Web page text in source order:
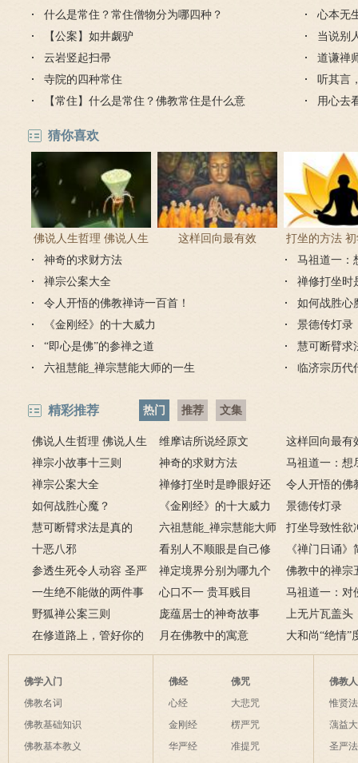
什么是常住？常住僧物分为哪四种？
【公案】如井觑驴
云岩竖起扫帚
寺院的四种常住
【常住】什么是常住？佛教常住是什么意
心本无
当说别
道谦禅
听其言
用心去
猜你喜欢
佛说人生哲理 佛说人生
感悟的句子
这样回向最有效
打坐的方法
正确方
神奇的求财方法
马祖道一：
禅宗公案大全
禅修打坐时
令人开悟的佛教禅诗一百首！
如何战胜心
《金刚经》的十大威力
景德传灯录
“即心是佛”的参禅之道
慧可断臂求
六祖慧能_禅宗慧能大师的一生
临济宗历代
精彩推荐 热门 推荐 文集
佛说人生哲理 佛说人生
感悟的句子
维摩诘所说经原文
这样回向最有
禅宗小故事十三则
神奇的求财方法
马祖道一：想
弟子开悟
禅宗公案大全
禅修打坐时是睁眼好还
是闭眼好？
令人开悟的佛
百首！
如何战胜心魔？ 《金刚经》的十大威力
景德传灯录
慧可断臂求法是真的
吗？二祖断臂求法的故
事
六祖慧能_禅宗慧能大师
的一生
打坐导致性欲
么办
十恶八邪
看别人不顺眼是自己修
养不够
《禅门日诵》
参透生死令人动容 圣严
法师圆寂前曾拒绝换
肾
禅定境界分别为哪九个
层次呢？
佛教中的禅宗
谁？禅宗五祖
绍
一生绝不能做的两件事 心口不一 贵耳贱目
马祖道一：对
也是菩萨境界
野狐禅公案三则 庞蕴居士的神奇故事
上无片瓦盖头
土立足
在修道路上，管好你的
这些动物和这条虫子
月在佛教中的寓意 大和尚“绝情”
佛学入门
佛教名词
佛教基础知识
佛教基本教义
佛经
心经
金刚经
华严经
佛咒
大悲咒
楞严咒
准提咒
佛教
惟贤
蕅益
圣严